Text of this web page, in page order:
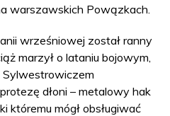
warszawskich Powązkach.
wrześniowej został ranny
marzył o lataniu bojowym,
dłoni – metalowy hak
któremu mógł obsługiwać